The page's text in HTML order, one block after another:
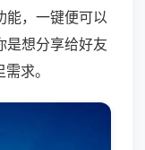
能，一键便可以
是想分享给好友
求。